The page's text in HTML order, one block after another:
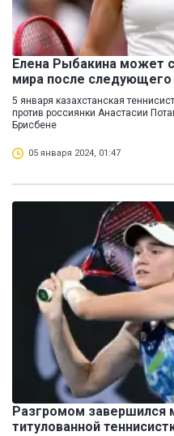
Елена Рыбакина может
мира после следующего
5 января казахстанская
против россиянки Анастасии
Брисбене
05 января 2024, 01:47
Разгромом завершился
титулованной